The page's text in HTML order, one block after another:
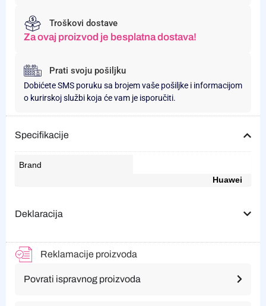
Troškovi dostave
Za ovaj proizvod je besplatna dostava!
Prati svoju pošiljku
Dobićete SMS poruku sa brojem vaše pošiljke i informacijom
o kurirskoj službi koja će vam je isporučiti.
Specifikacije
Brand
Huawei
Deklaracija
Reklamacije proizvoda
Povrati ispravnog proizvoda